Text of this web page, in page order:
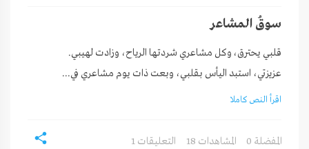
سوقُ المشاعر
عزيزتي، استبد اليأس بقلبي، وبعت ذات يوم مشاعري في...
اقرأ النص كاملا
0 المفضلة 18 المشاهدات 1 التعليقات